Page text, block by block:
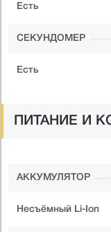
Есть
СЕКУНДОМЕР
Есть
ПИТАНИЕ И
АККУМУЛЯТОР
Несъёмный Li-Ion